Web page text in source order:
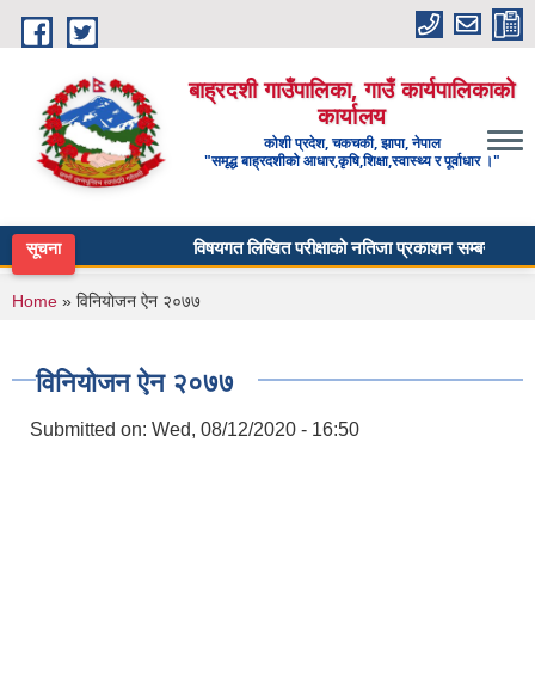
Skip to main content
बाह्रदशी गाउँपालिका, गाउँ कार्यपालिकाको
कार्यालय
कोशी प्रदेश, चकचकी, झापा, नेपाल
"समृद्ध बाह्रदशीको आधार,कृषि,शिक्षा,स्वास्थ्य र पूर्वाधार ।"
सूचना विषयगत लिखित परीक्षाको नतिजा प्रकाशन सम्बन्धी सूचना
You are here
Home » विनियाेजन ऐन २०७७
विनियाेजन ऐन २०७७
Submitted on: Wed, 08/12/2020 - 16:50